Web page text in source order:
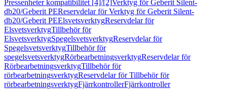
Pressenheter kompatibilitet [4]/[2]Verktyg för Geberit Silent-
db20/Geberit PEReservdelar för Verktyg för Geberit Silent-
db20/Geberit PEElsvetsverktygReservdelar för
ElsvetsverktygTillbehör för
ElsvetsverktygSpegelsvetsverktygReservdelar för
SpegelsvetsverktygTillbehör för
spegelsvetsverktygRörbearbetningsverktygReservdelar för
RörbearbetningsverktygTillbehör för
rörbearbetningsverktygReservdelar för Tillbehör för
rörbearbetningsverktygFjärrkontrollerFjärrkontroller